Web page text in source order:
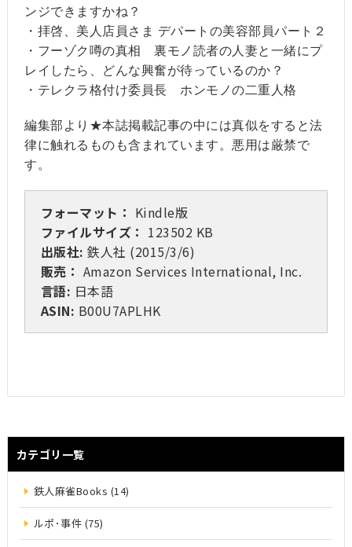
ンジできますかね？
・拝啓、美人店員さま デパートの美容部員パート２
・フーゾク噂の真相 裏モノ読者の人妻と一緒にプ
レイしたら、どんな興奮が待っているのか？
・テレクラ格付け委員長 ホンモノの二重人格
編集部より★本誌掲載記事の中には真似をすると法
律に触れるものも含まれています。悪用は厳禁で
す。
フォーマット： Kindle版
ファイルサイズ： 123502 KB
出版社: 鉄人社 (2015/3/6)
販売： Amazon Services International, Inc.
言語: 日本語
ASIN: B00U7APLHK
カテゴリ一覧
鉄人麻雀Books (14)
ルポ･事件 (75)